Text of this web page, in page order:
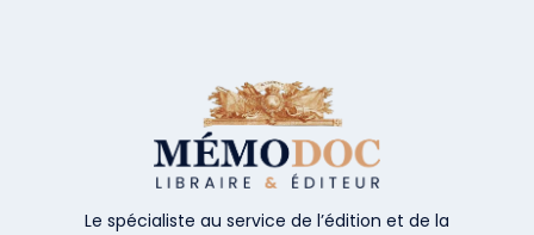
Le spécialiste au service de l’édition et de la